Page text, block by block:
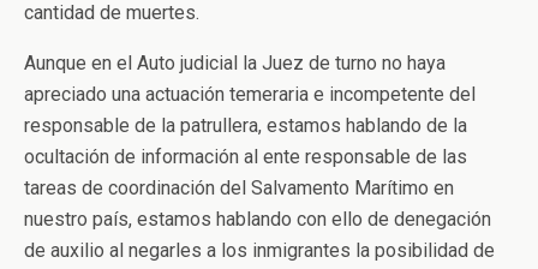
cantidad de muertes.
Aunque en el Auto judicial la Juez de turno no haya
apreciado una actuación temeraria e incompetente del
responsable de la patrullera, estamos hablando de la
ocultación de información al ente responsable de las
tareas de coordinación del Salvamento Marítimo en
nuestro país, estamos hablando con ello de denegación
de auxilio al negarles a los inmigrantes la posibilidad de